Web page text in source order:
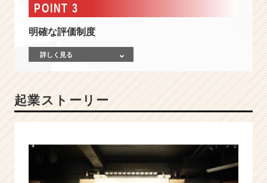
を
事
極
展
開！！！
POINT 3
明確な評価制度
詳しく見る
起業ストーリー